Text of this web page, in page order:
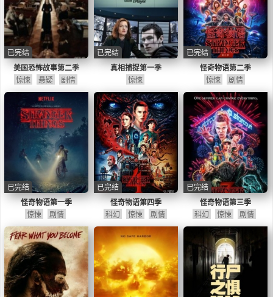
美国恐怖故事第二季
已完结
惊悚 悬疑 剧情
真相捕捉第一季
已完结
惊悚
怪奇物语第二季
已完结
惊悚 剧情
怪奇物语第一季
已完结
惊悚 剧情
怪奇物语第四季
已完结
科幻 惊悚 剧情
怪奇物语第三季
已完结
科幻 惊悚 剧情